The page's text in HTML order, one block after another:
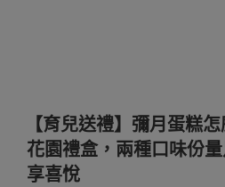
【育兒送禮】彌月蛋糕
花園禮盒，兩種口味份
享喜悅